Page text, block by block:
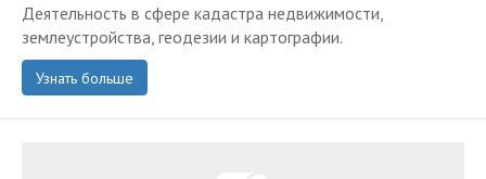
Деятельность в сфере кадастра недвижимости,
землеустройства, геодезии и картографии.
Узнать больше